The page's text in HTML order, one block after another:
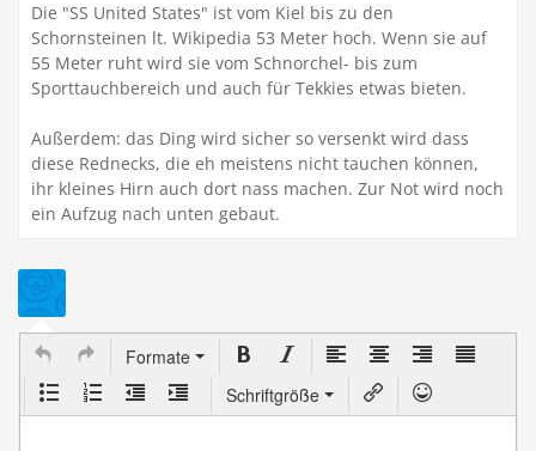
Die "SS United States" ist vom Kiel bis zu den
Schornsteinen lt. Wikipedia 53 Meter hoch. Wenn sie auf
55 Meter ruht wird sie vom Schnorchel- bis zum
Sporttauchbereich und auch für Tekkies etwas bieten.
Außerdem: das Ding wird sicher so versenkt wird dass
diese Rednecks, die eh meistens nicht tauchen können,
ihr kleines Hirn auch dort nass machen. Zur Not wird noch
ein Aufzug nach unten gebaut.
Formate
Schriftgröße